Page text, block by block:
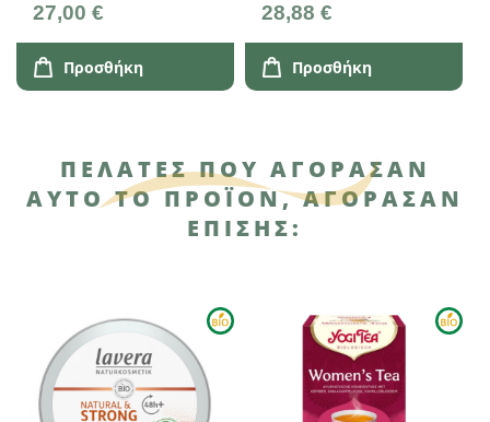
27,00 €
Προσθήκη
28,88 €
Προσθήκη
ΠΕΛΆΤΕΣ ΠΟΥ ΑΓΌΡΑΣΑΝ
ΑΥΤΌ ΤΟ ΠΡΟΪΌΝ, ΑΓΌΡΑΣΑΝ
ΕΠΊΣΗΣ: